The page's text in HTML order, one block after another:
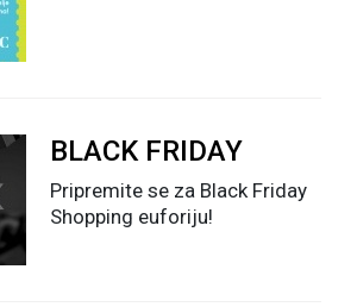
BLACK FRIDAY
Pripremite se za Black Friday
Shopping euforiju!